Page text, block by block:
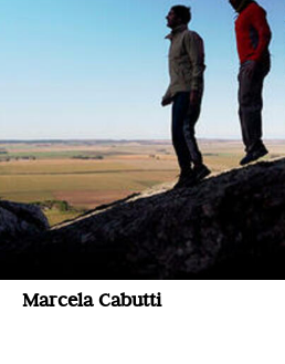
Marcela Cabutti